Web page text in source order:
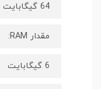
64 گیگابایت
مقدار RAM:
6 گیگابایت